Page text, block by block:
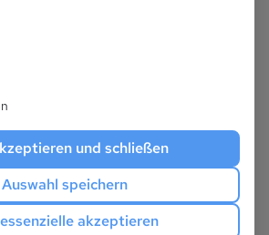
der Service-Gruppen, für die
und schließen
Auswahl speichern
akzeptieren